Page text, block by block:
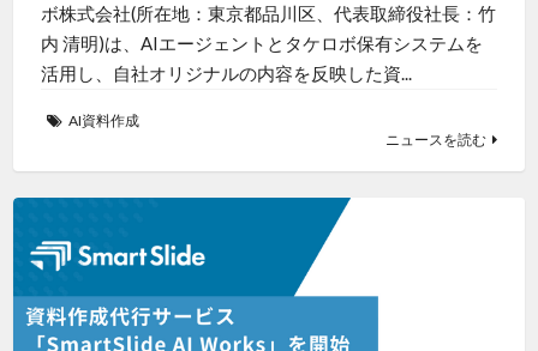
ボ株式会社(所在地：東京都品川区、代表取締役社長：竹
内 清明)は、AIエージェントとタケロボ保有システムを
活用し、自社オリジナルの内容を反映した資...
AI資料作成
ニュースを読む